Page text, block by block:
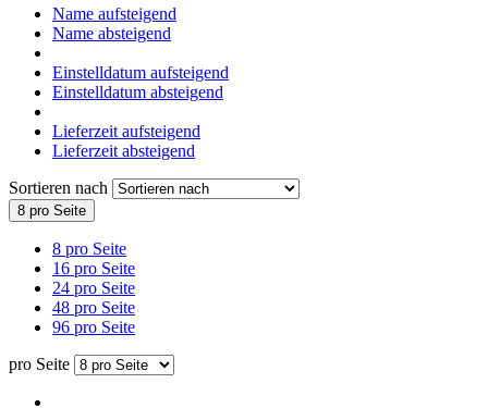
Name aufsteigend
Name absteigend
Einstelldatum aufsteigend
Einstelldatum absteigend
Lieferzeit aufsteigend
Lieferzeit absteigend
Sortieren nach
8 pro Seite
8 pro Seite
16 pro Seite
24 pro Seite
48 pro Seite
96 pro Seite
pro Seite